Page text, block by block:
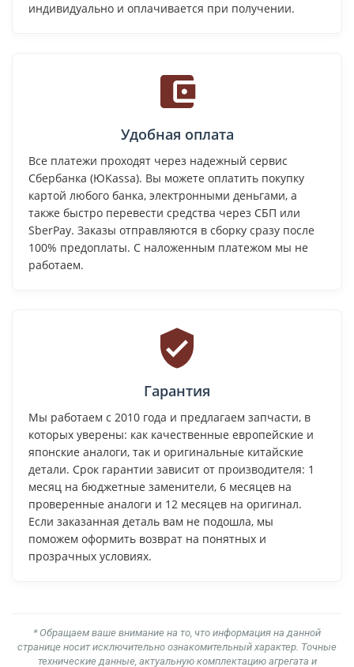
индивидуально и оплачивается при получении.
Удобная оплата
Все платежи проходят через надежный сервис
Сбербанка (ЮKassa). Вы можете оплатить покупку
картой любого банка, электронными деньгами, а
также быстро перевести средства через СБП или
SberPay. Заказы отправляются в сборку сразу после
100% предоплаты. С наложенным платежом мы не
работаем.
Гарантия
Мы работаем с 2010 года и предлагаем запчасти, в
которых уверены: как качественные европейские и
японские аналоги, так и оригинальные китайские
детали. Срок гарантии зависит от производителя: 1
месяц на бюджетные заменители, 6 месяцев на
проверенные аналоги и 12 месяцев на оригинал.
Если заказанная деталь вам не подошла, мы
поможем оформить возврат на понятных и
прозрачных условиях.
* Обращаем ваше внимание на то, что информация на данной
странице носит исключительно ознакомительный характер. Точные
технические данные, актуальную комплектацию агрегата и